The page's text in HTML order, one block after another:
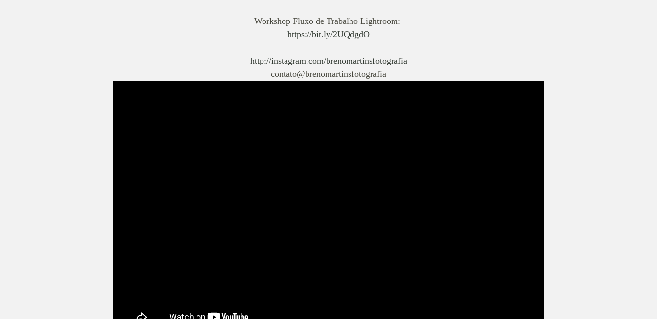
Workshop Fluxo de Trabalho Lightroom:
https://bit.ly/2UQdgdO
http://instagram.com/brenomartinsfotografia
contato@brenomartinsfotografia